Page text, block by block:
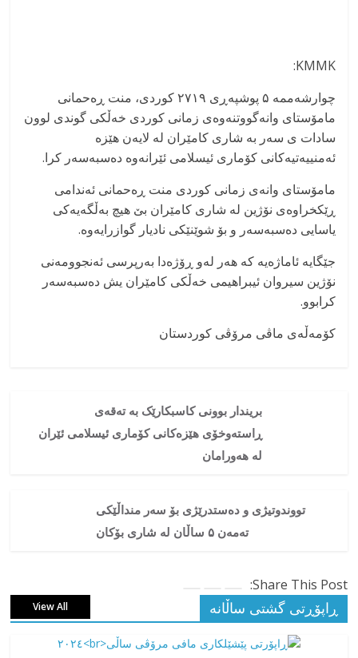
KMMK:
چوارشەممە ۵ پوشپەڕی ۲۷۱۹ کوردی، منت ڕەحمانی
مامۆستای وانەگووتنەوەی زمانی کوردی خەڵکی گوندی لوون
سادات ‌ی سەر بە شاری کامێران لە لایەن هێزە
ئەمنییەتیەکانی کۆماری ئیسلامی ئێرانەوە دەسبەسەر کرا.
مامۆستای وانەی زمانی کوردی منت ڕەحمانی ئەندامی
ڕێکخراوەی نۆژین لە شاری کامێران بێ هیچ بەڵگەیەکی
یاسایی دەسبەسەر و بۆ شوێنێکی نادیار گوازرایەوە.
جێگایە ئاماژەیە کە هەر لەو ڕۆژەدا بەرپرسی ئەنجوومەنی
نۆژین سیروان ئیبراهیمی خەڵکی کامێران یش دەسبەسەر
کرابوو.
کۆمەڵەی ماڤی مرۆڤی کوردستان
بریندار بوونی کاسبکارێک بە تەقەی
ڕاستەوخۆی هێزەکانی کۆماری ئیسلامی ئێران
لە هەورامان
تووندوتیژی و دەستدرێژی بۆ سەر منداڵێکی
تەمەن ۵ ساڵان لە شاری بۆکان
Share This Post:
ڕاپۆڕتی گشتی ساڵانه View All